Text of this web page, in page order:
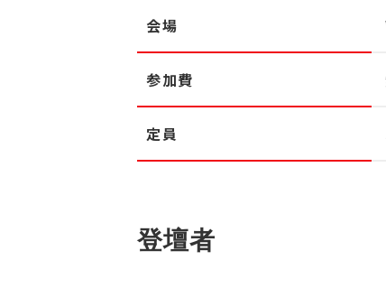
会場
参加費
定員
登壇者